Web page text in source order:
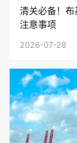
清关必备！
注意事项
2026-07-28